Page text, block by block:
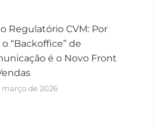
Regulatório CVM: Por
“Backoffice” de
é o Novo Front
março de 2026